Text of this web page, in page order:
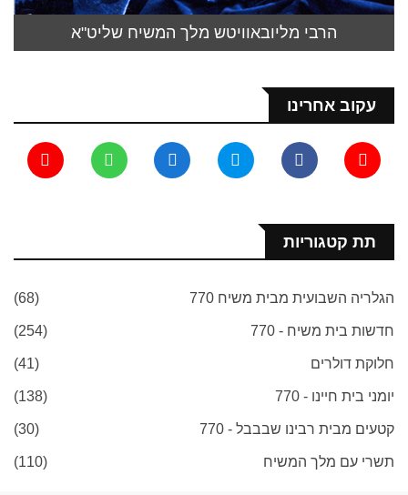
הרבי מליובאוויטש מלך המשיח שליט"א
עקוב אחרינו
תת קטגוריות
הגלריה השבועית מבית משיח 770 (68)
חדשות בית משיח - 770 (254)
חלוקת דולרים (41)
יומני בית חיינו - 770 (138)
קטעים מבית רבינו שבבבל - 770 (30)
תשרי עם מלך המשיח (110)